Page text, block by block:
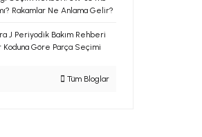
Rakamlar Ne Anlama Gelir?
J Periyodik Bakım Rehberi
Göre Parça Seçimi
Tüm Bloglar